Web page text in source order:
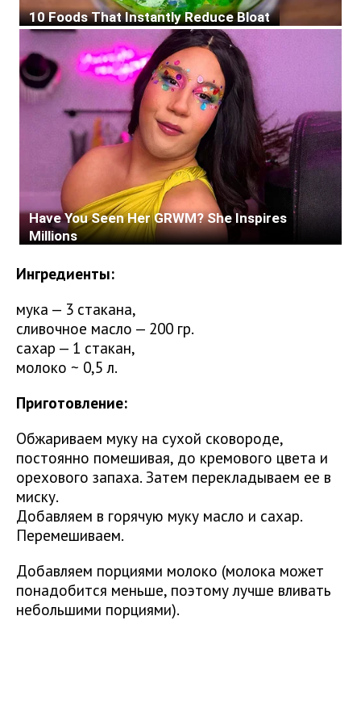
Ингредиенты:
мука — 3 стакана,
сливочное масло — 200 гр.
сахар — 1 стакан,
молоко ~ 0,5 л.
Приготовление:
Обжариваем муку на сухой сковороде,
постоянно помешивая, до кремового цвета и
орехового запаха. Затем перекладываем ее в
миску.
Добавляем в горячую муку масло и сахар.
Перемешиваем.
Добавляем порциями молоко (молока может
понадобится меньше, поэтому лучше вливать
небольшими порциями).